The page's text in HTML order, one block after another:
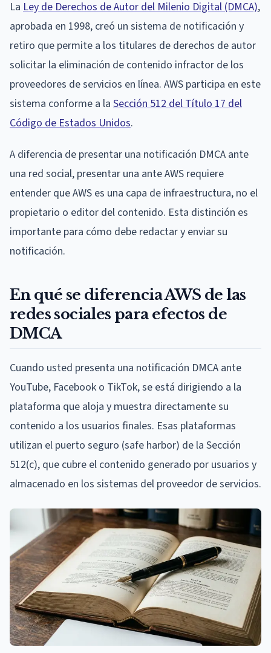
La Ley de Derechos de Autor del Milenio Digital (DMCA),
aprobada en 1998, creó un sistema de notificación y
retiro que permite a los titulares de derechos de autor
solicitar la eliminación de contenido infractor de los
proveedores de servicios en línea. AWS participa en este
sistema conforme a la Sección 512 del Título 17 del
Código de Estados Unidos.
A diferencia de presentar una notificación DMCA ante
una red social, presentar una ante AWS requiere
entender que AWS es una capa de infraestructura, no el
propietario o editor del contenido. Esta distinción es
importante para cómo debe redactar y enviar su
notificación.
En qué se diferencia AWS de las
redes sociales para efectos de
DMCA
Cuando usted presenta una notificación DMCA ante
YouTube, Facebook o TikTok, se está dirigiendo a la
plataforma que aloja y muestra directamente su
contenido a los usuarios finales. Esas plataformas
utilizan el puerto seguro (safe harbor) de la Sección
512(c), que cubre el contenido generado por usuarios y
almacenado en los sistemas del proveedor de servicios.